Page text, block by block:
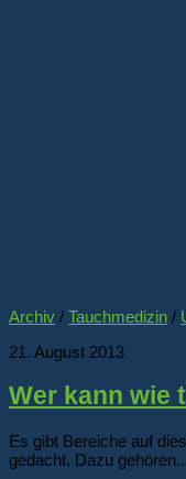
Archiv / Tauchmedizin /
21. August 2013
Wer kann wie
Es gibt Bereiche auf
gedacht. Dazu